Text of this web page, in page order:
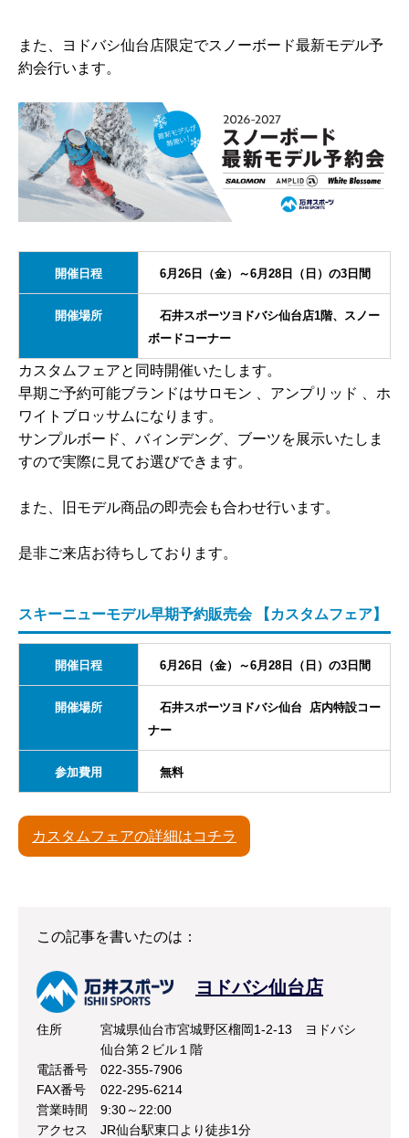
また、ヨドバシ仙台店限定でスノーボード最新モデル予
約会行います。
開催日程 6月26日（金）～6月28日（日）の3日間
開催場所
石井スポーツヨドバシ仙台店1階、スノー
ボードコーナー
カスタムフェアと同時開催いたします。
早期ご予約可能ブランドはサロモン 、アンプリッド 、ホ
ワイトブロッサムにな ります。
サンプルボード、バィンデング、ブーツを展示いたしま
すので実際に見てお選びできます。
また、旧モデル商品の即売会も合わせ行います。
是非ご来店お待ちしております。
スキーニューモデル早期予約販売会 【カスタムフェア】
開催日程 6月26日（金）～6月28日（日）の3日間
開催場所
石井スポーツヨドバシ仙台 店内特設コー
ナー
参加費用 無料
カスタムフェアの詳細はコチラ
この記事を書いたのは：
ヨドバシ仙台店
住所
宮城県仙台市宮城野区榴岡1-2-13 ヨドバシ
仙台第２ビル１階
電話番号
022-355-7906
FAX番号
022-295-6214
営業時間
9:30～22:00
アクセス
JR仙台駅東口より徒歩1分